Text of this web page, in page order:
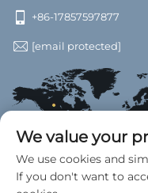
+86-17857597877
[email protected]
We value your
We use cookies and
If you don't want to